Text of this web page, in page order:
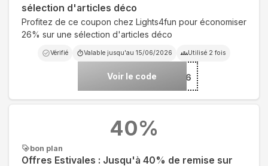
sélection d'articles déco
Profitez de ce coupon chez Lights4fun pour économiser
26% sur une sélection d'articles déco
Vérifié Valable jusqu'au 15/06/2026 Utilisé 2 fois
Voir le code***EZ26
bon plan
Offres Estivales : Jusqu'à 40% de remise sur
40%